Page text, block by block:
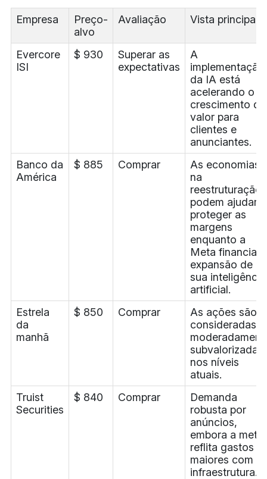
Empresa
Preço-
alvo
Avaliação Vista principal
Evercore
ISI
$ 930
Superar as
expectativas
A
implementação
da IA está
acelerando o
crescimento do
valor para
clientes e
anunciantes.
Banco da
América
$ 885 Comprar
As economias
na
reestruturação
podem ajudar a
proteger as
margens
enquanto a
Meta financia a
expansão de
sua inteligência
artificial.
Estrela
da
manhã
$ 850 Comprar
As ações são
consideradas
subvalorizadas
nos níveis
atuais.
Truist
Securities
$ 840 Comprar
Demanda
robusta por
anúncios,
embora a meta
reflita gastos
maiores com
infraestrutura.